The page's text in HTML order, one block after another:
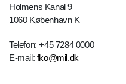
Holmens Kanal 9
1060 København K
Telefon: +45 7284 0000
E-mail: fko@mil.dk